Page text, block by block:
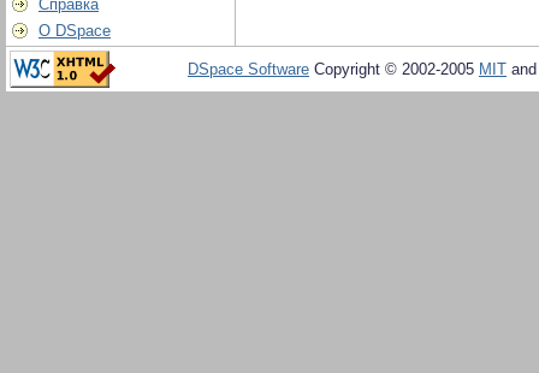
Справка
О DSpace
DSpace Software Copyright © 2002-2005 MIT